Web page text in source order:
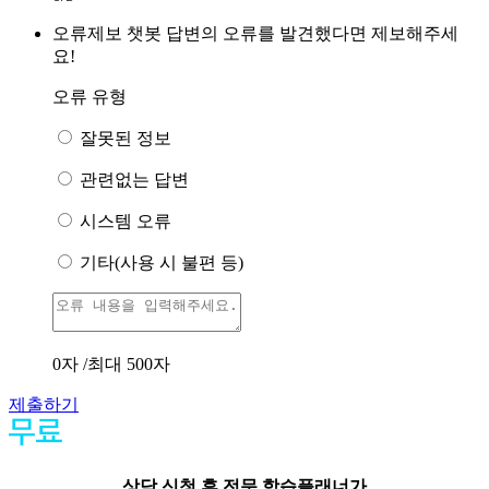
오류제보 챗봇 답변의 오류를 발견했다면 제보해주세
요!
오류 유형
잘못된 정보
관련없는 답변
시스템 오류
기타(사용 시 불편 등)
0자 /최대 500자
제출하기